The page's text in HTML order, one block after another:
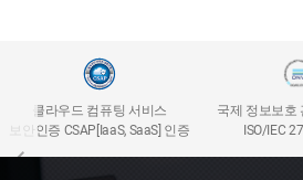
클라우드 컴퓨팅 서비스
보안인증 CSAP[IaaS, SaaS] 인증
국제 정보보호
ISO/IEC